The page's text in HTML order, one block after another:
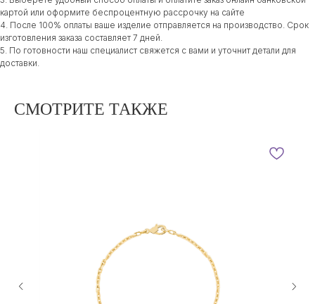
картой или оформите беспроцентную рассрочку на сайте
4. После 100% оплаты ваше изделие отправляется на производство. Срок
изготовления заказа составляет 7 дней.
5. По готовности наш специалист свяжется с вами и уточнит детали для
доставки.
СМОТРИТЕ ТАКЖЕ